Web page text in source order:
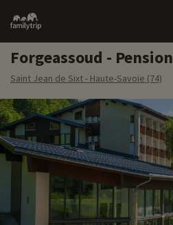
Family
trip
Forgeassoud - Pension
Saint Jean de Sixt - Haute-Savoie (74)